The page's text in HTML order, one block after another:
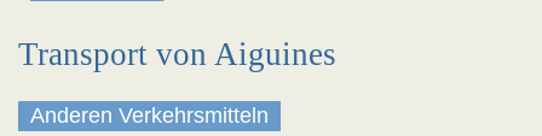
Transport von Aiguines
Anderen Verkehrsmitteln